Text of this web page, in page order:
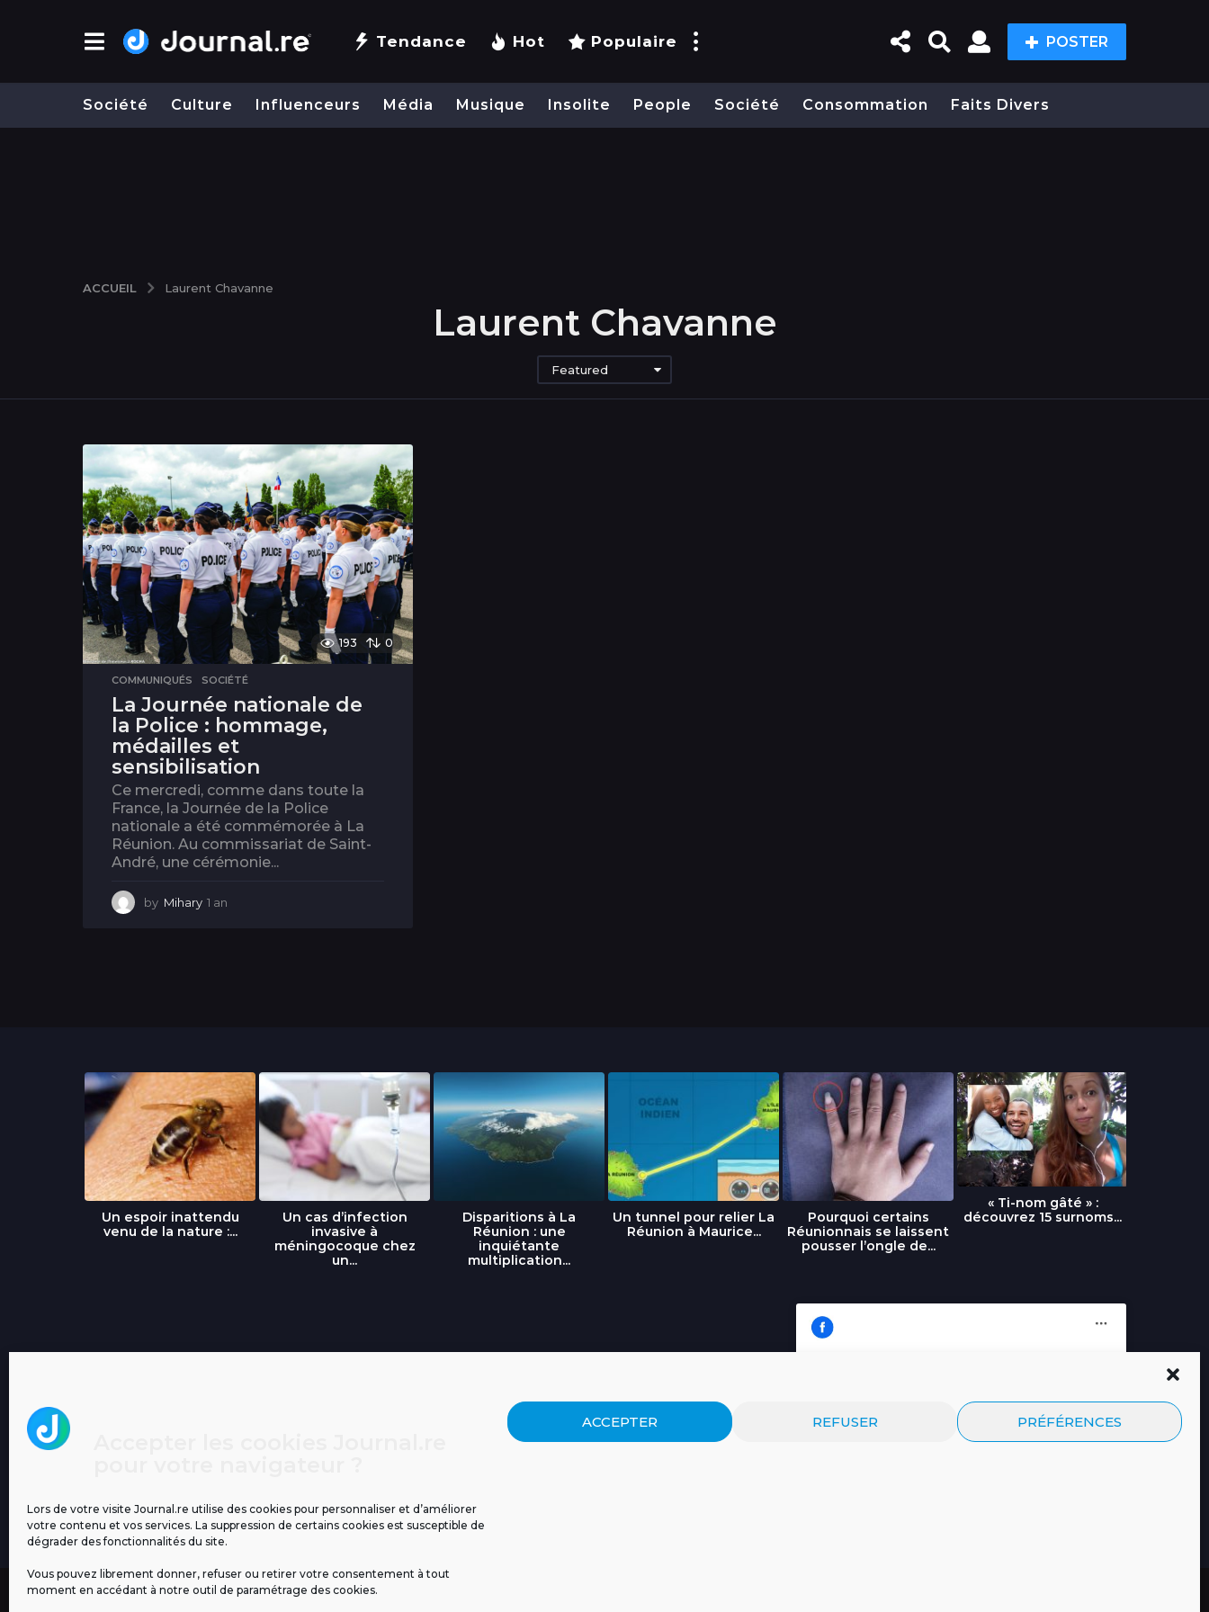
Lors de votre visite Journal.re utilise des cookies pour personnaliser et d’améliorer
votre contenu et vos services. La suppression de certains cookies est susceptible de
dégrader des fonctionnalités du site.
Vous pouvez librement donner, refuser ou retirer votre consentement à tout
moment en accédant à notre outil de paramétrage des cookies.
ACCEPTER REFUSER PRÉFÉRENCES
Tendance Hot Populaire POSTER
Société Culture Influenceurs Média Musique Insolite People Société Consommation Faits Divers
ACCUEIL Laurent Chavanne
Laurent Chavanne
Featured
193 0
COMMUNIQUÉS ,SOCIÉTÉ
La Journée nationale de
la Police : hommage,
médailles et
sensibilisation
Ce mercredi, comme dans toute la
France, la Journée de la Police
nationale a été commémorée à La
Réunion. Au commissariat de Saint-
André, une cérémonie...
by Mihary 1 an
Un espoir inattendu
venu de la nature :...
Un cas d’infection
invasive à
méningocoque chez
un...
Disparitions à La
Réunion : une
inquiétante
multiplication...
Un tunnel pour relier La
Réunion à Maurice...
Pourquoi certains
Réunionnais se laissent
pousser l’ongle de...
« Ti-nom gâté » :
découvrez 15 surnoms...
Journal.re
Cliquez pour accepter les cookies
marketing et activer ce contenu
MENTIONS LÉGALES PUBLICITÉ BLOG NOS ÉMISSIONS